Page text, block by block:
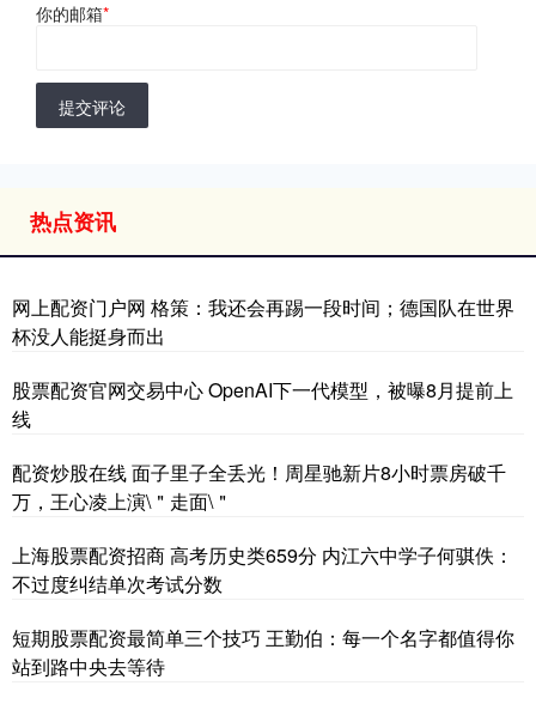
你的邮箱*
提交评论
热点资讯
网上配资门户网 格策：我还会再踢一段时间；德国队在世界
杯没人能挺身而出
股票配资官网交易中心 OpenAI下一代模型，被曝8月提前上
线
配资炒股在线 面子里子全丢光！周星驰新片8小时票房破千
万，王心凌上演\＂走面\＂
上海股票配资招商 高考历史类659分 内江六中学子何骐佚：
不过度纠结单次考试分数
短期股票配资最简单三个技巧 王勤伯：每一个名字都值得你
站到路中央去等待